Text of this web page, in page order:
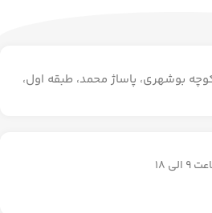
کوچه بوشهری، پاساژ محمد، طبقه اول،
18